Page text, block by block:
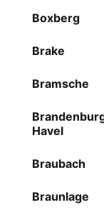
Boxberg
Brake
Bramsche
Havel
Braubach
Braunlage